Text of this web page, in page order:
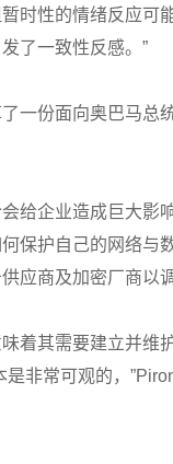
时性的情绪反应可
了一致性反感。”
一份面向奥巴马总
给企业造成巨大
保护自己的网络与
应商及加密厂商以
着其需要建立并维
非常可观的，